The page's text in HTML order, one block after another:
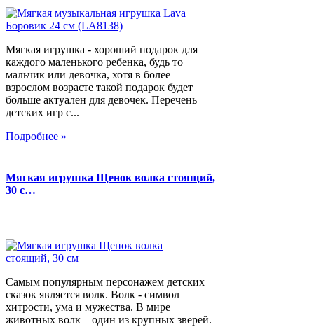
Мягкая игрушка - хороший подарок для
каждого маленького ребенка, будь то
мальчик или девочка, хотя в более
взрослом возрасте такой подарок будет
больше актуален для девочек. Перечень
детских игр с...
Подробнее »
Мягкая игрушка Щенок волка стоящий,
30 с…
Самым популярным персонажем детских
сказок является волк. Волк - символ
хитрости, ума и мужества. В мире
животных волк – один из крупных зверей.